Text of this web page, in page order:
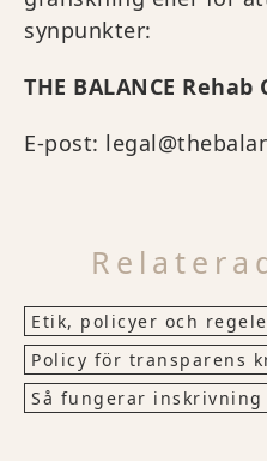
synpunkter:
THE BALANCE Rehab
E-post:
Etik, policyer och
Policy för transparens
Så fungerar inskrivning